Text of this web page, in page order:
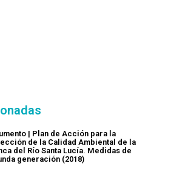
| Plan de Acción para la
de la Calidad Ambiental de la
del Río Santa Lucía. Medidas de
generación (2018)